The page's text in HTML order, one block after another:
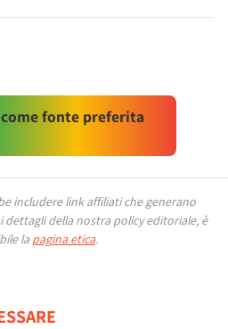
fonte preferita
includere link affiliati che generano
dettagli della nostra policy editoriale, è
la pagina etica.